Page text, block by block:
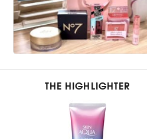
THE HIGHLIGHTER